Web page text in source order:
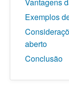
Exemplos
aberto
Conclusão